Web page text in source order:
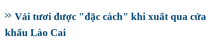
Vải tươi được "đặc cách" khi xuất qua cửa
khẩu Lào Cai